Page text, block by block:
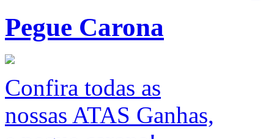
Pegue Carona
Confira todas as
nossas ATAS Ganhas,